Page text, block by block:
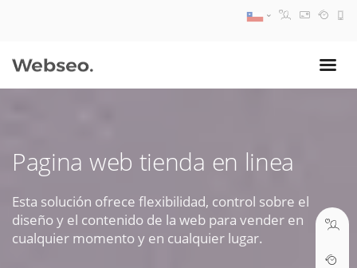
Pagina web tienda en linea
Esta solución ofrece flexibilidad, control sobre el
diseño y el contenido de la web para vender en
cualquier momento y en cualquier lugar.
09:30 AM A 18:30 PM
soporte@webseo.cl